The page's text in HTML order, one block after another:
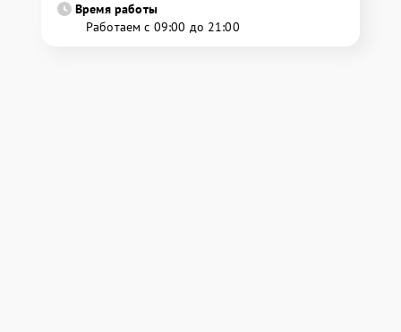
Время работы
Работаем с 09:00 до 21:00